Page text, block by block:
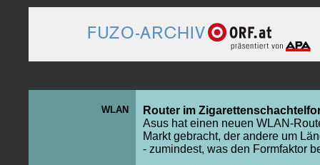
WLAN
Router im
Asus hat einen neuen WLAN-
Markt gebracht, der andere um
- zumindest, was den Formfaktor